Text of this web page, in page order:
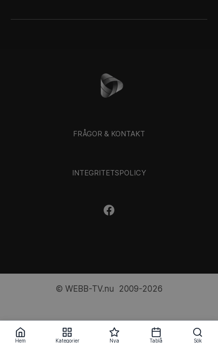
FRÅGOR & KONTAKT
INTEGRITETSPOLICY
© WEBB-TV.nu 2009-2026
Hem Kategorier Nya Tablå Sök